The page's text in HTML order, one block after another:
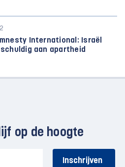
International: Israël
aan apartheid
op de hoogte